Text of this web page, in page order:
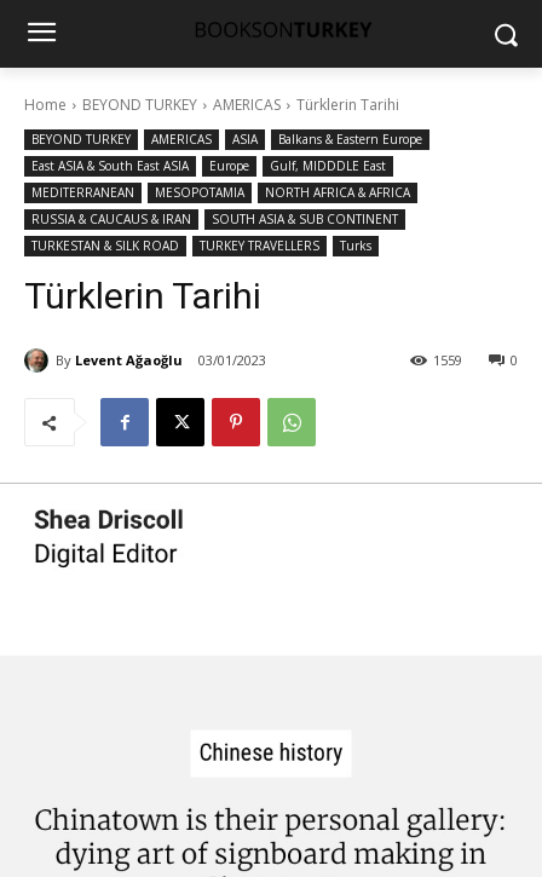
Home BEYOND TURKEY AMERICAS Türklerin Tarihi
BEYOND TURKEY AMERICAS ASIA
Balkans & Eastern Europe
East ASIA & South East ASIA
Europe
Gulf, MIDDDLE East
MEDITERRANEAN
MESOPOTAMIA
NORTH AFRICA & AFRICA
RUSSIA & CAUCAUS & IRAN
SOUTH ASIA & SUB CONTINENT
TURKESTAN & SILK ROAD
TURKEY TRAVELLERS Turks
Türklerin Tarihi
By Levent Ağaoğlu 03/01/2023 0
1559